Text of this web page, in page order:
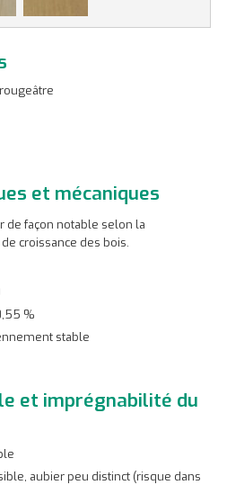
et mécaniques
de façon notable selon la
croissance des bois.
%
stable
et imprégnabilité du
aubier peu distinct (risque dans